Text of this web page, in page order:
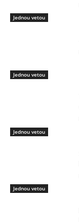
Jednou vetou
Jednou vetou
Jednou vetou
Jednou vetou